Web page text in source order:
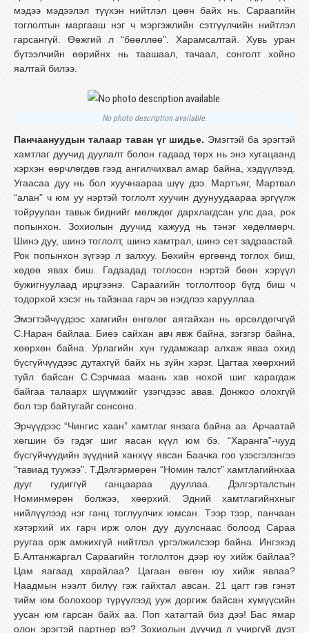
мэдээ мэдээлэл түүхэн нийтлэл цөөн байх нь. Сараагийн
тоглолтын маргааш нэг ч мэргэжлийн сэтгүүлчийн нийтлэл
гарсангүй. Өөжгий л “бөөллөө”. Харамсалтай. Хувь уран
бүтээлчийн өөрийнх нь таашаал, тачаал, сонголт хойно
яалтай билээ.
No photo description available.
Панчаануудын талаар таван үг шидье. Эмэгтэй ба эрэгтэй
хамтлаг дуучид дуулалт болон гадаад төрх нь энэ хугацаанд
хэрхэн өөрчлөгдөв гээд ангилчихвал амар байна, хэдүүлээд.
Угаасаа дуу нь бол хуучнаараа шүү дээ. Мартъяг, Мартвал
“алан” ч юм уу нэртэй тоглолт хуучин дуунуудаараа эргүүлж
тойруулан тавьж биднийг мөлждөг дархлагдсан улс даа, рок
попынхон. Зохиолын дуучид хажууд нь тэнэг хөдөлмөрч.
Шинэ дуу, шинэ тоглолт, шинэ хамтрал, шинэ сет задраастай.
Рок попынхон зүгээр л залхуу. Бөхийн өргөөнд тоглох биш,
хөдөө явах биш. Гадаадад тоглосон нэртэй бөөн хэрүүл
бужигнуулаад ирцгээнэ. Сараагийн тоглолтоор бүгд биш ч
тодорхой хэсэг нь тайзнаа гарч эв нэгдлээ харууллаа.
Эмэгтэйчүүдээс хамгийн өнгөлөг аятайхан нь өрсөлдөгчгүй
С.Наран байлаа. Биеэ сайхан авч явж байна, зэгзгэр байна,
хөөрхөн байна. Урлагийн хүн гудамжаар алхаж яваа охид
бүсгүйчүүдээс дутахгүй байх нь зүйн хэрэг. Цагтаа хөөрхний
туйл байсан С.Сэрчмаа маань хав нохой шиг харагдаж
байгаа талаарх шүүмжийг үзэгчдээс авав. Донжоо олохгүй
бол тэр байтугайг сонсоно.
Эрчүүдээс “Чингис хаан” хамтлаг янзага байна аа. Арчаатай
хөгшин бэ гэдэг шиг яасан күүл юм бэ. “Харанга”-чууд
бүсгүйчүүдийн зүүдний ханхүү явсан Баачка гоо үзэсгэлэнгээ
“тавиад туужээ”. Т.Дэлгэрмөрөн “Номин талст” хамтлагийнхаа
дууг гудиггүй ганцаараа дууллаа. Дэлгэрталстын
Номинмөрөн болжээ, хөөрхий. Эдний хамтлагийнхныг
нийлүүлээд нэг ганц тоглуулчих юмсан. Тээр тээр, панчаан
хэтэрхий их гарч ирж олон дуу дуулснаас болоод Сараа
руугаа орж амжихгүй нийтлэл үргэлжилсээр байна. Ингэхэд
Б.Алтанжаргал Сараагийн тоглолтон дээр юу хийж байлаа?
Цам яагаад харайлаа? Цагаан өвгөн юу хийж явлаа?
Наадмын нээлт билүү гэж гайхтал авсан. 21 цагт гэв гэнэт
тийм юм болохоор түрүүлээд ууж доргиж байсан хүмүүсийн
уусан юм гарсан байх аа. Поп хатагтай биз дээ! Бас ямар
олон эрэгтэй партнер вэ? Зохиолын дуучид л учиргүй дуэт